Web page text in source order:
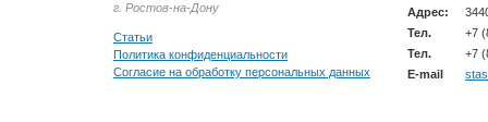
г. Ростов-на-Дону
Статьи
Политика конфиденциальности
Согласие на обработку персональных данных
Адрес:
Тел.
+7
Тел.
+7
E-mail